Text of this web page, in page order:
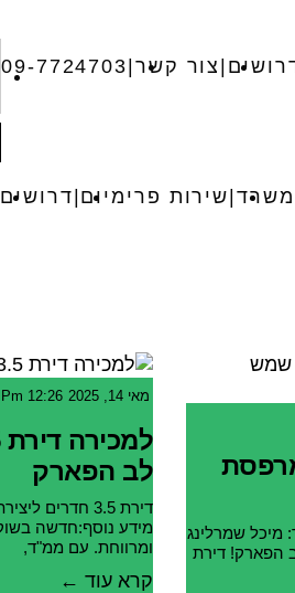
צור קשר 09-7724703
שירות פרימיום דרושים
+ מרפסת
מיכל שמרלינג
בלב הפארק! דירת
מאי 14, 2025 12:26 Pm
לב הפארק
ומרווחת. עם ממ"ד,
קרא עוד ←